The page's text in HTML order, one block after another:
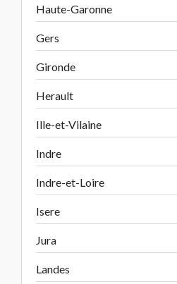
Haute-Garonne
Gers
Gironde
Herault
Ille-et-Vilaine
Indre
Indre-et-Loire
Isere
Jura
Landes